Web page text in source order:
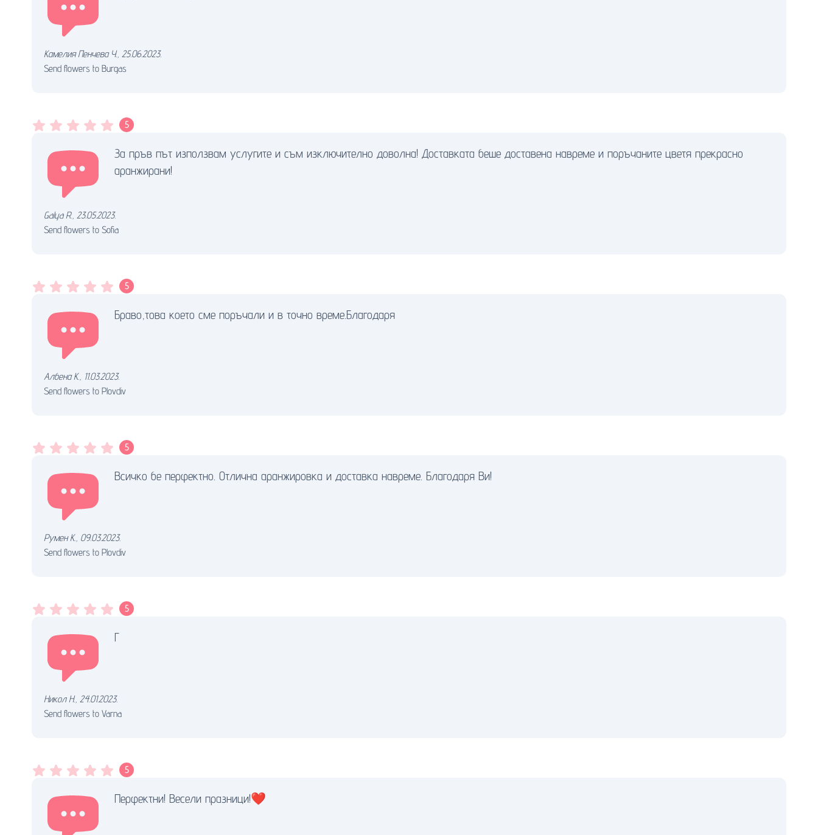
Камелия Пенчева Ч., 25.06.2023.
Send flowers to Burgas
5
За пръв път използвам услугите и съм изключително доволна! Доставката беше доставена навреме и поръчаните цветя прекрасно
аранжирани!
Galya R., 23.05.2023.
Send flowers to Sofia
5
Браво,това което сме поръчали и в точно време.Благодаря
Албена К., 11.03.2023.
Send flowers to Plovdiv
5
Всичко бе перфектно. Отлична аранжировка и доставка навреме. Благодаря Ви!
Румен К., 09.03.2023.
Send flowers to Plovdiv
5
Г
Никол Н., 24.01.2023.
Send flowers to Varna
5
Перфектни! Весели празници!❤️